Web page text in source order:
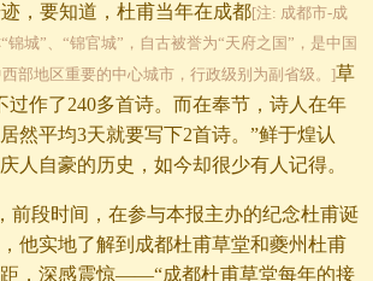
，要知道，杜甫当年在成都[注: 成都市-成
锦城”、“锦官城”，自古被誉为“天府之国”，是中国
部地区重要的中心城市，行政级别为副省级。]草
过作了240多首诗。而在奉节，诗人在年
然平均3天就要写下2首诗。”鲜于煌认
人自豪的历史，如今却很少有人记得。
前段时间，在参与本报主办的纪念杜甫诞
他实地了解到成都杜甫草堂和夔州杜甫
，深感震惊——“成都杜甫草堂每年的接